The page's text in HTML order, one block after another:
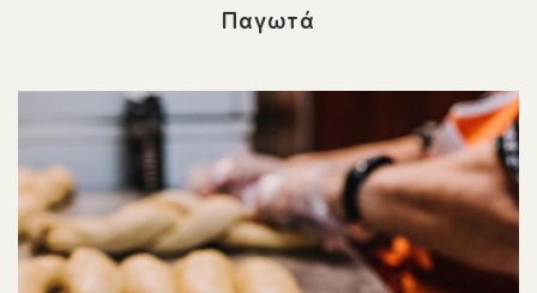
Παγωτά